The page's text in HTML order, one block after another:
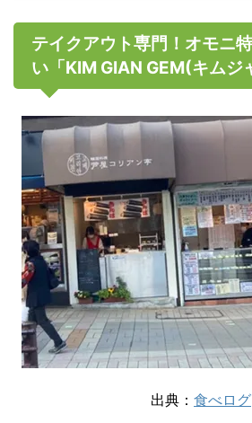
テイクアウト専門！オモニ
い「KIM GIAN GEM(キムジ
出典： 食べログ